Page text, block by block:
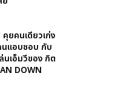
ยคนเดียวเก่ง
นแอบชอบ กับ
นเอ็มวีของ กิต
DOWN